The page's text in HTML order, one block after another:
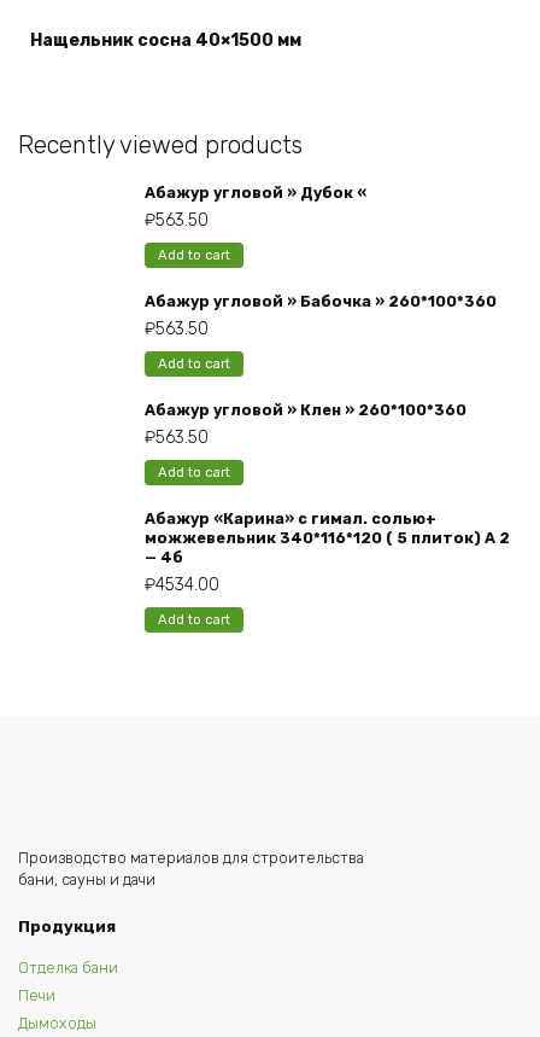
Нащельник сосна 40×1500 мм
Recently viewed products
Абажур угловой » Дубок «
₽563.50
Add to cart
Абажур угловой » Бабочка » 260*100*360
₽563.50
Add to cart
Абажур угловой » Клен » 260*100*360
₽563.50
Add to cart
Абажур «Карина» с гимал. солью+
можжевельник 340*116*120 ( 5 плиток) А 2
— 4б
₽4534.00
Add to cart
Производство материалов для строительства
бани, сауны и дачи
Продукция
Отделка бани
Печи
Дымоходы